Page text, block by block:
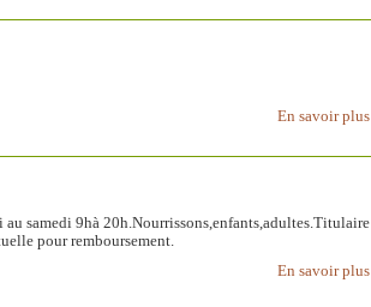
En savoir plus
samedi 9hà 20h.Nourrissons,enfants,adultes.Titulaire
pour remboursement.
En savoir plus